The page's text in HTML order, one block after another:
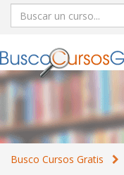
Busco Cursos Gratis